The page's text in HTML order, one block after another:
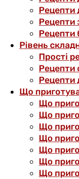
Рецепти
Рецепти
Рецепти
Рівень
Прості
Рецепти
Рецепти
Що
Що
Що
Що
Що
Що
Що
Що